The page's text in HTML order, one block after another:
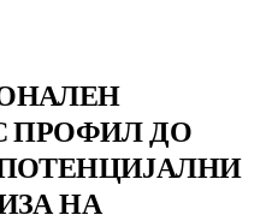
ПРОФИЛ ДО
НА